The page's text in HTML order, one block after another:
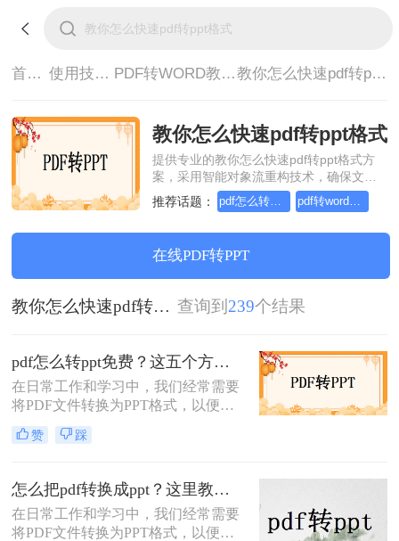
首页> 使用技巧> PDF转WORD教程> 教你怎么快速pdf转ppt格式
教你怎么快速pdf转ppt格式
提供专业的教你怎么快速pdf转ppt格式方
案，采用智能对象流重构技术，确保文档
1:1高保真还原且排版不乱码。支持一键批
量处理，全链路 SSL 加密保障隐私安全。
无需安装，高效办公。
推荐话题： pdf怎么转word，这个方法简单又方便 pdf转word在线怎么操作，这个方法简单又方便
在线PDF转PPT
教你怎么快速pdf转ppt格式 查询到 239个结果
pdf怎么转ppt免费？这五个方法请收好！方便又好用！
在日常工作和学习中，我们经常需要
将PDF文件转换为PPT格式，以便进
行演示或编辑。那么pdf怎么转ppt免
费呢？虽然市面上有许多付费的转换
转PPT方法，帮助你轻松实现文件格
式的转换。
赞 踩
怎么把pdf转换成ppt？这里教你这四种方法！
在日常工作和学习中，我们经常需要
将PDF文件转换为PPT格式，以便更